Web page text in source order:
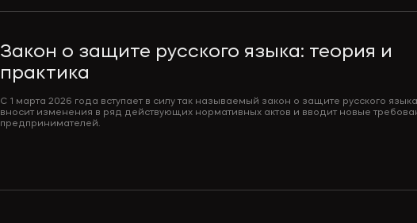
Закон о защите русского языка: теория и
практика
С 1 марта 2026 года вступает в силу так называемый закон о защите русского
вносит изменения в ряд действующих нормативных актов и вводит новые
предпринимателей.